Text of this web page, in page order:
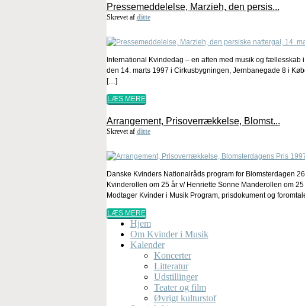
Pressemeddelelse, Marzieh, den persis...
Skrevet af ditte
International Kvindedag – en aften med musik og fællesskab
den 14. marts 1997 i Cirkusbygningen, Jernbanegade 8 i
[…]
LÆS MERE
Arrangement, Prisoverrækkelse, Blomst...
Skrevet af ditte
Danske Kvinders Nationalråds program for Blomsterdagen
Kvinderollen om 25 år v/ Henriette Sonne Manderollen om
Modtager Kvinder i Musik Program, prisdokument og
LÆS MERE
Hjem
Om Kvinder i Musik
Kalender
Koncerter
Litteratur
Udstillinger
Teater og film
Øvrigt kulturstof